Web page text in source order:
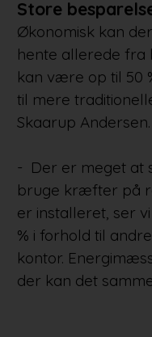
Store
Økonomisk kan
hente allerede fra
kan være op til 50
til mere
Skaarup Andersen.
- Der er meget at
bruge kræfter på
er installeret, ser
% i forhold til
kontor.
der kan det